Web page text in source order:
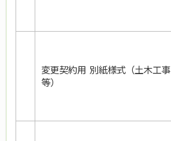
変更契約用 別紙様式（土木工事
等）